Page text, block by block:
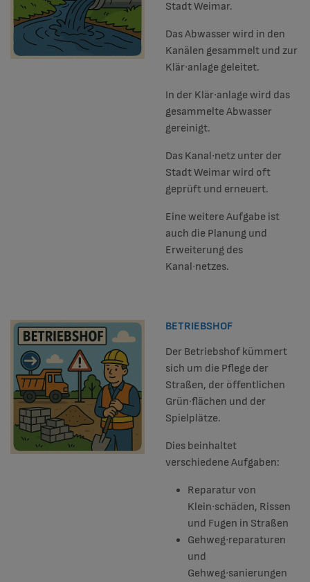
Stadt Weimar.
Das Abwasser wird in den
Kanälen gesammelt und zur
Klär∙anlage geleitet.
In der Klär∙anlage wird das
gesammelte Abwasser
gereinigt.
Das Kanal∙netz unter der
Stadt Weimar wird oft
geprüft und erneuert.
Eine weitere Aufgabe ist
auch die Planung und
Erweiterung des
Kanal∙netzes.
BETRIEBSHOF
Der Betriebshof kümmert
sich um die Pflege der
Straßen, der öffentlichen
Grün∙flächen und der
Spielplätze.
Dies beinhaltet
verschiedene Aufgaben:
Reparatur von
Klein∙schäden, Rissen
und Fugen in Straßen
Gehweg∙reparaturen
und
Gehweg∙sanierungen